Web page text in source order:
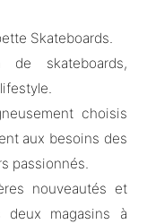
Skateboards.
de skateboards,
choisis
aux besoins des
passionnés.
nouveautés et
deux magasins à